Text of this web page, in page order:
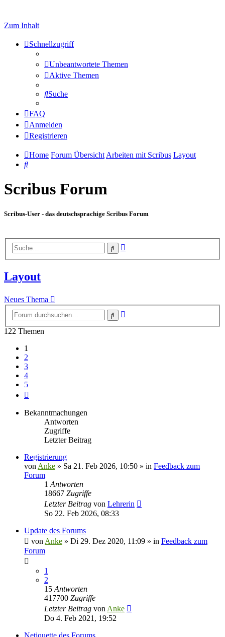
Zum Inhalt
Schnellzugriff
Unbeantwortete Themen
Aktive Themen
Suche
FAQ
Anmelden
Registrieren
Home Forum Übersicht Arbeiten mit Scribus Layout
Suche
Scribus Forum
Scribus-User - das deutschsprachige Scribus Forum
Suche
Layout
Neues Thema
Suche
122 Themen
1
2
3
4
5
Bekanntmachungen
Antworten
Zugriffe
Letzter Beitrag
Registrierung
von Anke » Sa 21. Feb 2026, 10:50 » in Feedback zum
Forum
1 Antworten
18667 Zugriffe
Letzter Beitrag von Lehrerin
So 22. Feb 2026, 08:33
Update des Forums
von Anke » Di 29. Dez 2020, 11:09 » in Feedback zum
Forum
1
2
15 Antworten
417700 Zugriffe
Letzter Beitrag von Anke
Do 4. Feb 2021, 19:52
Netiquette des Forums